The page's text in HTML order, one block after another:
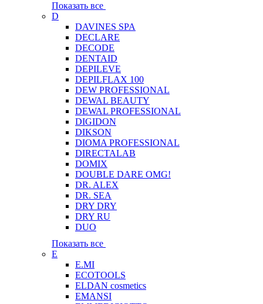
Показать все
D
DAVINES SPA
DECLARE
DECODE
DENTAID
DEPILEVE
DEPILFLAX 100
DEW PROFESSIONAL
DEWAL BEAUTY
DEWAL PROFESSIONAL
DIGIDON
DIKSON
DIOMA PROFESSIONAL
DIRECTALAB
DOMIX
DOUBLE DARE OMG!
DR. ALEX
DR. SEA
DRY DRY
DRY RU
DUO
Показать все
E
E.MI
ECOTOOLS
ELDAN cosmetics
EMANSI